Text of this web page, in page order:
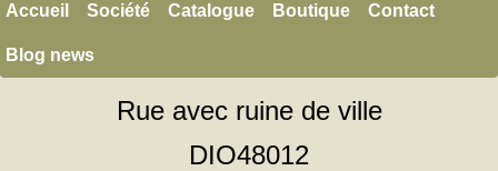
Accueil Société Catalogue Boutique Contact
Blog news
Rue avec ruine de ville
DIO48012